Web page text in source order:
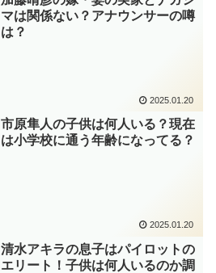
マは関係ない？アナウンサーの噂
は？
2025.01.20
市原隼人の子供は何人いる？現在
は小学校に通う年齢になってる？
2025.01.20
清水アキラの息子はパイロットの
エリート！子供は何人いるのか調